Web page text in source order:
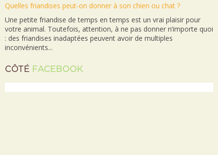
Quelles friandises peut-on donner à son chien ou chat ?
Une petite friandise de temps en temps est un vrai plaisir pour
votre animal. Toutefois, attention, à ne pas donner n’importe quoi
: des friandises inadaptées peuvent avoir de multiples
inconvénients...
CÔTÉ FACEBOOK